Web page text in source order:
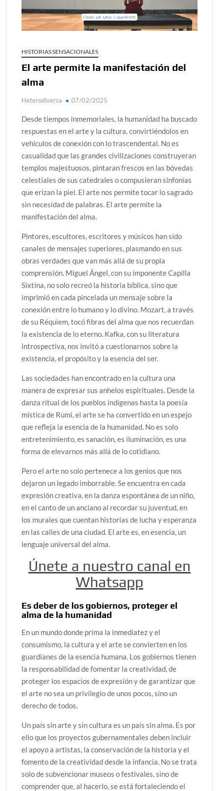
Día de Independencia 2026: de Patria Boba a Colombia
¿Podemos comunicarnos con seres de otros planos o
mundos?
generan las redes sociales
¿Cómo descubrir esa conexión energética de la sexualidad
sagrada?
HISTORIAS SENSACIONALES
El arte permite la manifestación del
alma
Heterodiversa 07/02/2025
Desde tiempos inmemoriales, la humanidad ha buscado
respuestas en el arte y la cultura, convirtiéndolos en
vehículos de conexión con lo trascendental. No es
casualidad que las grandes civilizaciones construyeran
templos majestuosos, pintaran frescos en las bóvedas
celestiales de sus catedrales o compusieran sinfonías
que erizan la piel. El arte nos permite tocar lo sagrado
sin necesidad de palabras. El arte permite la
manifestación del alma.
Pintores, escultores, escritores y músicos han sido
canales de mensajes superiores, plasmando en sus
obras verdades que van más allá de su propia
comprensión. Miguel Ángel, con su imponente Capilla
Sixtina, no solo recreó la historia bíblica, sino que
imprimió en cada pincelada un mensaje sobre la
conexión entre lo humano y lo divino. Mozart, a través
de su Réquiem, tocó fibras del alma que nos recuerdan
la existencia de lo eterno. Kafka, con su literatura
introspectiva, nos invitó a cuestionarnos sobre la
existencia, el propósito y la esencia del ser.
Las sociedades han encontrado en la cultura una
manera de expresar sus anhelos espirituales. Desde la
danza ritual de los pueblos indígenas hasta la poesía
mística de Rumi, el arte se ha convertido en un espejo
que refleja la esencia de la humanidad. No es solo
entretenimiento, es sanación, es iluminación, es una
forma de elevarnos más allá de lo cotidiano.
Pero el arte no solo pertenece a los genios que nos
dejaron un legado imborrable. Se encuentra en cada
expresión creativa, en la danza espontánea de un niño,
en el canto de un anciano al recordar su juventud, en
los murales que cuentan historias de lucha y esperanza
en las calles de una ciudad. El arte es, en esencia, un
lenguaje universal del alma.
Únete a nuestro canal en
Whatsapp
Es deber de los gobiernos, proteger el
alma de la humanidad
En un mundo donde prima la inmediatez y el
consumismo, la cultura y el arte se convierten en los
guardianes de la esencia humana. Los gobiernos tienen
la responsabilidad de fomentar la creatividad, de
proteger los espacios de expresión y de garantizar que
el arte no sea un privilegio de unos pocos, sino un
derecho de todos.
Un país sin arte y sin cultura es un país sin alma. Es por
ello que los proyectos gubernamentales deben incluir
el apoyo a artistas, la conservación de la historia y el
fomento de la creatividad desde la infancia. No se trata
solo de subvencionar museos o festivales, sino de
comprender que, al hacerlo, se está fortaleciendo el